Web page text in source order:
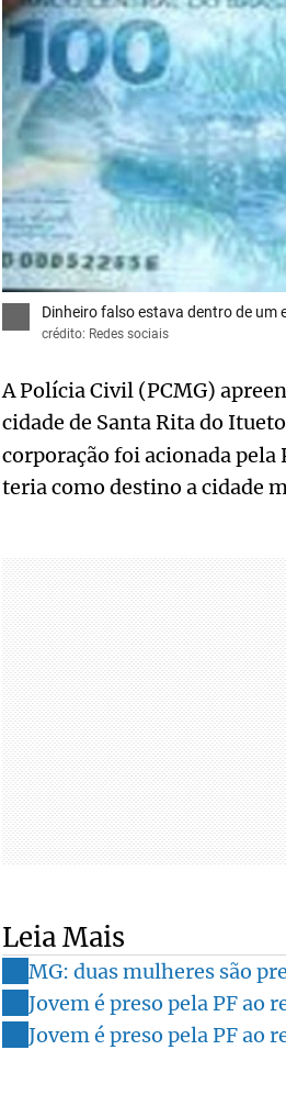
Dinheiro falso estava dentro de um
crédito: Redes sociais
A Polícia Civil (PCMG)
cidade de Santa Rita do
corporação foi acionada
teria como destino a cidade
Leia Mais
MG: duas mulheres são
Jovem é preso pela PF ao
Jovem é preso pela PF ao